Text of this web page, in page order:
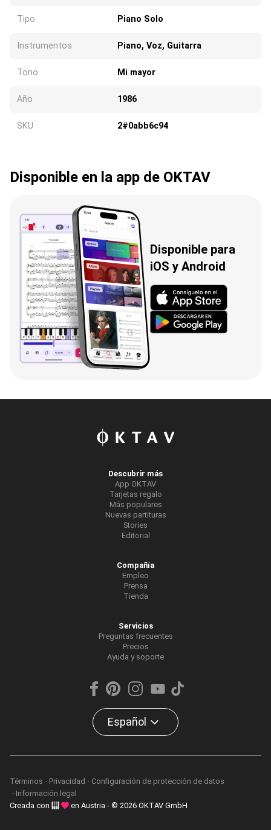
Tipo Piano Solo
Instrumentos Piano, Voz, Guitarra
Tono Mi mayor
Año 1986
SKU 2#0abb6c94
Disponible en la app de OKTAV
Disponible para
iOS y Android
Descubrir más
App OKTAV
Tarjetas regalo
Más populares
Nuevas partituras
Stories
Editorial
Compañía
Empleo
Prensa
Tienda
Servicios
Preguntas frecuentes
Precios
Ayuda y soporte
Español
Términos Privacidad
Configuración de protección de datos
Información legal
Creada con
en Austria - © 2026 OKTAV GmbH